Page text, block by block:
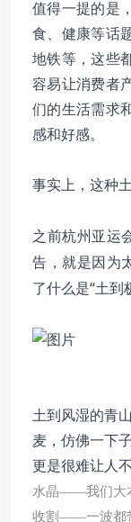
值得一提的是
食、健康等话
地铁等，这些
容易让消费者
们的生活需求
感和好感。
事实上，这种
之前杭州亚运
告，就是因为
了什么是“土到
土到风湿的青
麦，仿佛一下
更是很难让人
水晶——我们大
收割——一波都